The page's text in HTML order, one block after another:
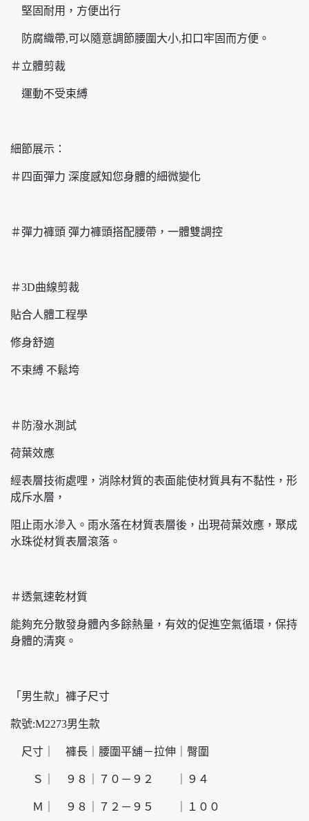
堅固耐用，方便出行
防腐織帶,可以隨意調節腰圍大小,扣口牢固而方便。
＃立體剪裁
運動不受束縛
細節展示：
＃四面彈力 深度感知您身體的細微變化
＃彈力褲頭 彈力褲頭搭配腰帶，一體雙調控
＃3D曲線剪裁
貼合人體工程學
修身舒適
不束縛 不鬆垮
＃防潑水測試
荷葉效應
經表層技術處哩，消除材質的表面能使材質具有不黏性，形
成斥水層，
阻止雨水滲入。雨水落在材質表層後，出現荷葉效應，聚成
水珠從材質表層滾落。
＃透氣速乾材質
能夠充分散發身體內多餘熱量，有效的促進空氣循環，保持
身體的清爽。
「男生款」褲子尺寸
款號:M2273男生款
尺寸｜ 褲長｜腰圍平舖－拉伸｜臀圍
Ｓ｜ ９８｜７０－９２ ｜９４
Ｍ｜ ９８｜７２－９５ ｜１００